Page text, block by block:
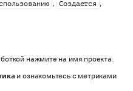
Создается
нажмите на имя проекта.
и ознакомьтесь с метриками